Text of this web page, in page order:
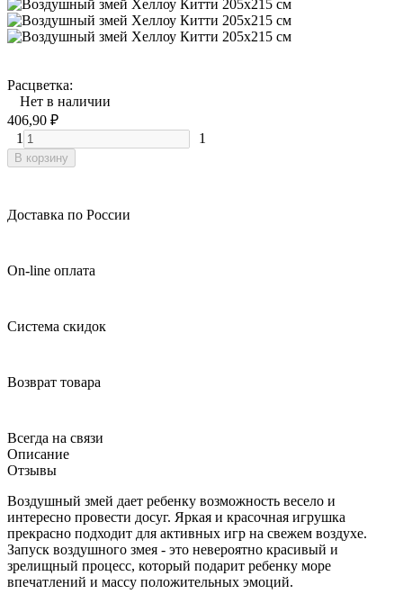
Расцветка:
Нет в наличии
406,90 ₽
1
1
В корзину
Доставка по России
On-line оплата
Система скидок
Возврат товара
Всегда на связи
Описание
Отзывы
Воздушный змей дает ребенку возможность весело и
интересно провести досуг. Яркая и красочная игрушка
прекрасно подходит для активных игр на свежем воздухе.
Запуск воздушного змея - это невероятно красивый и
зрелищный процесс, который подарит ребенку море
впечатлений и массу положительных эмоций.